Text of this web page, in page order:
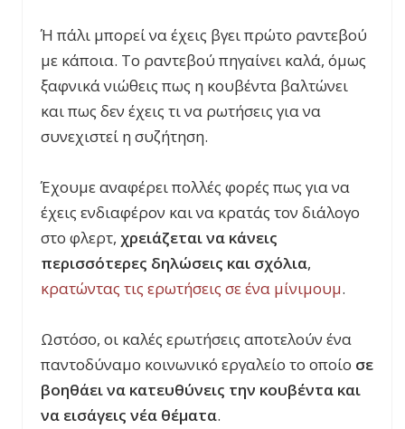
Ή πάλι μπορεί να έχεις βγει πρώτο ραντεβού
με κάποια. Το ραντεβού πηγαίνει καλά, όμως
ξαφνικά νιώθεις πως η κουβέντα βαλτώνει
και πως δεν έχεις τι να ρωτήσεις για να
συνεχιστεί η συζήτηση.
Έχουμε αναφέρει πολλές φορές πως για να
έχεις ενδιαφέρον και να κρατάς τον διάλογο
στο φλερτ, χρειάζεται να κάνεις
περισσότερες δηλώσεις και σχόλια,
κρατώντας τις ερωτήσεις σε ένα μίνιμουμ.
Ωστόσο, οι καλές ερωτήσεις αποτελούν ένα
παντοδύναμο κοινωνικό εργαλείο το οποίο σε
βοηθάει να κατευθύνεις την κουβέντα και
να εισάγεις νέα θέματα.